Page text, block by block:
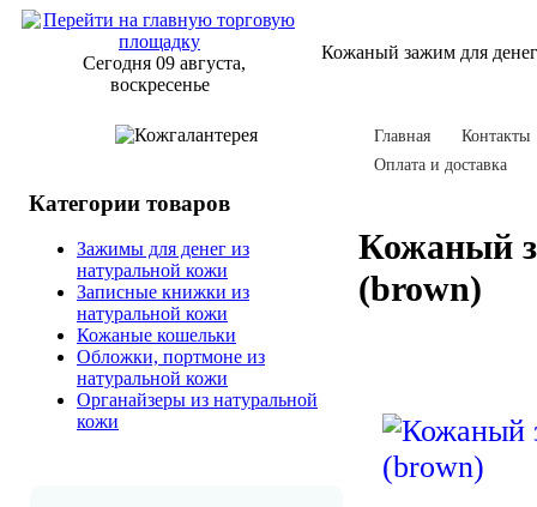
Сегодня 09 августа,
воскресенье
Кожаный зажим для
Категории товаров
Зажимы для денег из
натуральной кожи
Записные книжки из
натуральной кожи
Кожаные кошельки
Обложки, портмоне из
натуральной кожи
Органайзеры из натуральной
кожи
Главная
Контакты
Оплата и доставка
Кожаный
(brown)